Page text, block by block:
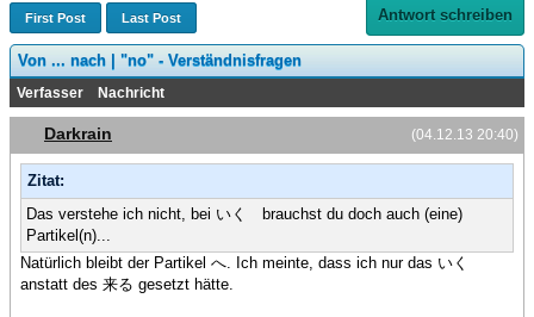
First Post Last Post Antwort schreiben
Von ... nach | "no" - Verständnisfragen
Verfasser Nachricht
(04.12.13 20:40)
Darkrain
Zitat:
Das verstehe ich nicht, bei いく brauchst du doch auch (eine)
Partikel(n)...
Natürlich bleibt der Partikel へ. Ich meinte, dass ich nur das いく
anstatt des 来る gesetzt hätte.